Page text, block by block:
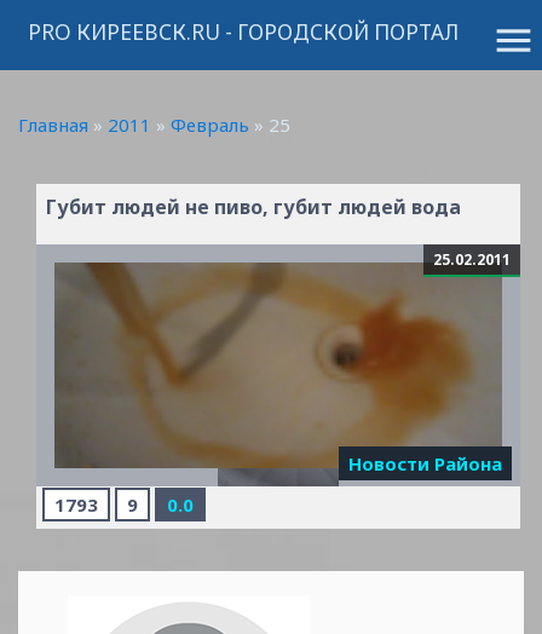
menu
PRO КИРЕЕВСК.RU - ГОРОДСКОЙ ПОРТАЛ
Главная » 2011 » Февраль » 25
Губит людей не пиво, губит людей вода
Читать дальше »
1793 9 0.0
25.02.2011
Новости Района